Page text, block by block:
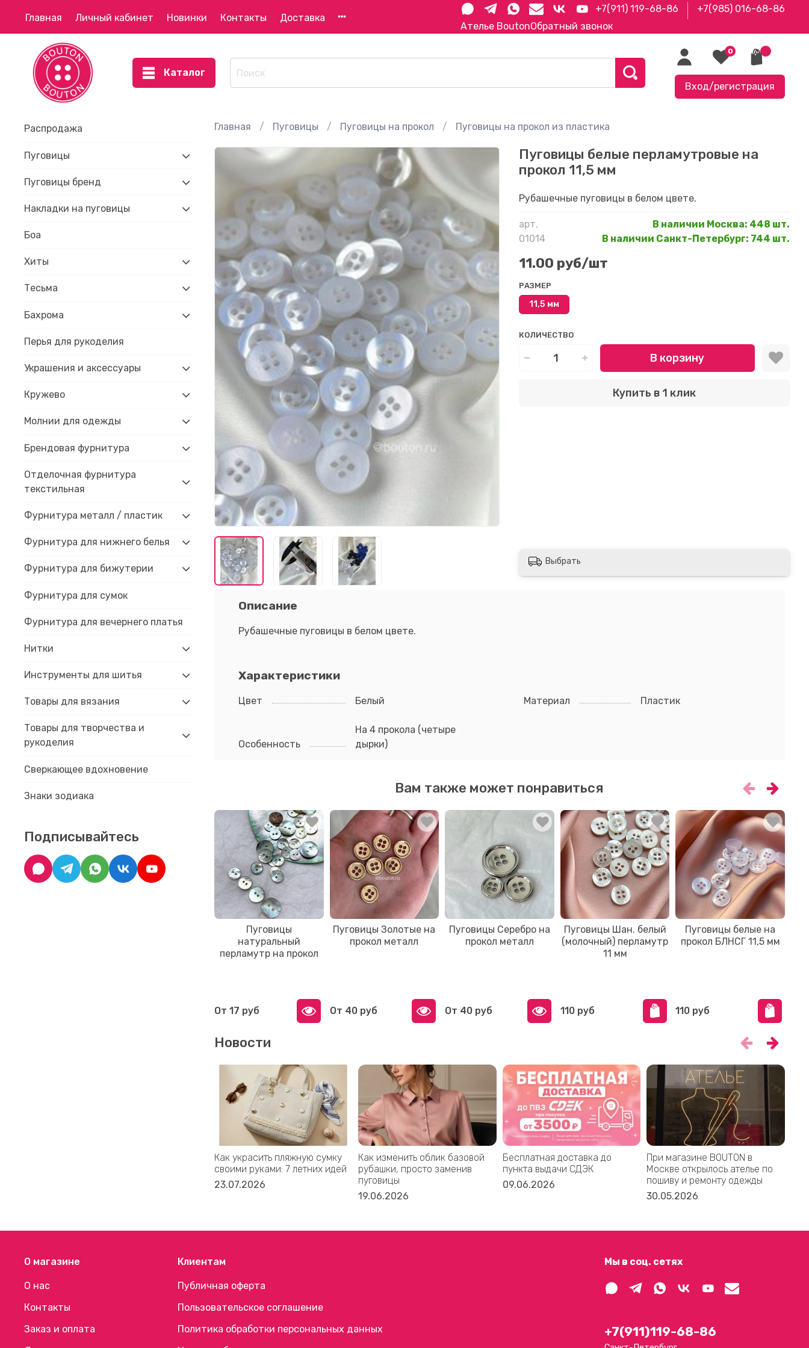
Ателье BoutonОбратный звонок
Главная Личный кабинет Новинки Контакты Доставка
+7(911) 119-68-86 +7(985) 016-68-86
Каталог
0
Вход/регистрация
Главная Пуговицы Пуговицы на прокол Пуговицы на прокол из пластика
арт.
01014
В наличии Москва: 448 шт.
В наличии Санкт-Петербург: 744 шт.
Пуговицы белые перламутровые на
прокол 11,5 мм
11.00 руб/шт
КОЛИЧЕСТВО
В корзину
Купить в 1 клик
РАЗМЕР
11,5 мм
Рубашечные пуговицы в белом цвете.
Выбрать
Описание
Рубашечные пуговицы в белом цвете.
Характеристики
Цвет Белый Материал Пластик
Особенность
На 4 прокола (четыре
дырки)
Вам также может понравиться
Пуговицы
натуральный
перламутр на прокол
От 17 руб
Пуговицы Золотые на
прокол металл
От 40 руб
Пуговицы Серебро на
прокол металл
От 40 руб
Пуговицы Шан. белый
(молочный) перламутр
11 мм
110 руб
Пуговицы белые на
прокол БЛНСГ 11,5 мм
110 руб
Новости
Как украсить пляжную сумку
своими руками: 7 летних идей
23.07.2026
Как изменить облик базовой
рубашки, просто заменив
пуговицы
19.06.2026
Бесплатная доставка до
пункта выдачи СДЭК
09.06.2026
При магазине BOUTON в
Москве открылось ателье по
пошиву и ремонту одежды
30.05.2026
Распродажа
Пуговицы
Пуговицы бренд
Накладки на пуговицы
Боа
Хиты
Тесьма
Бахрома
Перья для рукоделия
Украшения и аксессуары
Кружево
Молнии для одежды
Брендовая фурнитура
Отделочная фурнитура
текстильная
Фурнитура металл / пластик
Фурнитура для нижнего белья
Фурнитура для бижутерии
Фурнитура для сумок
Фурнитура для вечернего платья
Нитки
Инструменты для шитья
Товары для вязания
Товары для творчества и
рукоделия
Сверкающее вдохновение
Знаки зодиака
Подписывайтесь
О магазине
О нас
Контакты
Заказ и оплата
Клиентам
Публичная оферта
Пользовательское соглашение
Политика обработки персональных данных
Мы в соц. сетях
+7(911)119-68-86